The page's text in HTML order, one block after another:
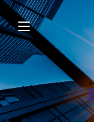
Brokery365